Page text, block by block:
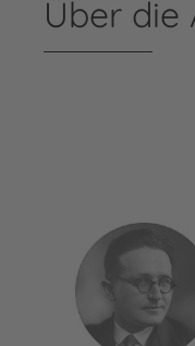
Über die